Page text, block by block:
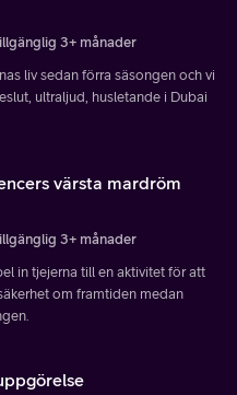
3+ månader
liv sedan förra säsongen och vi
ultraljud, husletande i Dubai
värsta mardröm
3+ månader
in tjejerna till en aktivitet för att
om framtiden medan